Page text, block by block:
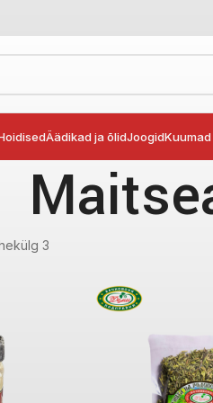
Äädikad ja õlidJoogid
3